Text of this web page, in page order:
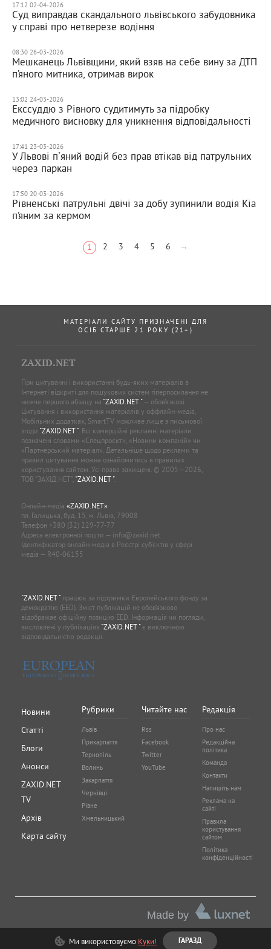
17:12 02-04-2026
Суд виправдав скандального львівського забудовника
у справі про нетверезе водіння
08:30 26-03-2026
Мешканець Львівщини, який взяв на себе вину за ДТП
п’яного митника, отримав вирок
13:02 24-03-2026
Екссуддю з Рівного судитимуть за підробку
медичного висновку для уникнення відповідальності
17:41 23-03-2026
У Львові пʼяний водій без прав втікав від патрульних
через паркан
17:50 20-03-2026
Рівненські патрульні двічі за добу зупинили водія Kia
п’яним за кермом
1 2 3 4 5 6 →
МАТЕРІАЛИ САЙТУ ПРИЗНАЧЕНІ ДЛЯ
ОСІБ СТАРШЕ 21 РОКУ (21+)
ZAXID.NET
При цитуванні і використанні будь-яких матеріалів в
Інтернеті відкриті для пошукових систем гіперпосилання не
нижче першого абзацу на "ZAXID.NET "— обов’язкові.
Цитування і використання матеріалів у оффлайн-медіа,
Мобільних додатках, SmartTV можливе лише з письмової
згоди "ZAXID.NET ". Всі комерційні рекламні матеріали
позначені словами «Спецпроєкт», «Новини компаній» чи
«Партнерський матеріал». Детальніше щодо реклами та
правил цитування можна ознайомитись в правилах
користування сайтом. Усі права захищені. © 2005—2026,
ТОВ “ЗАХІД.НЕТ”, "ZAXID.NET ".
Онлайн-медіа «ZAXID.NET»
пл. Галицька, буд. 15, м. Львів, 79008
Телефон +380 (32) 229-77-77
Адреса електронної пошти — info@zaxid.net
Ідентифікатор онлайн-медіа в Реєстрі суб'єктів у сфері
медіа — R40-06155
"ZAXID.NET "працює за підтримки Європейського фонду за
демократію (EED). Зміст публікацій не обов’язково
відображає офіційну позицію EED. Інформація чи погляди,
висловлені у публікаціях "ZAXID.NET "є виключною
відповідальністю редакції.
Новини
Статті
Блоги
Анонси
ZAXID.NET
TV
Архів
Карта сайту
Рубрики
Львів
Прикарпаття
Тернопіль
Волинь
Закарпаття
Чернівці
Рівне
Хмельницький
Читайте нас
Rss
Facebook
Twitter
YouTube
Редакція
Про нас
Редакційна
політика
Команда
Контакти
Напишіть нам
Реклама на
сайті
Правила
користування
сайтом
Політика
конфіденційності
Made by
Ми використовуємо Куки! ГАРАЗД